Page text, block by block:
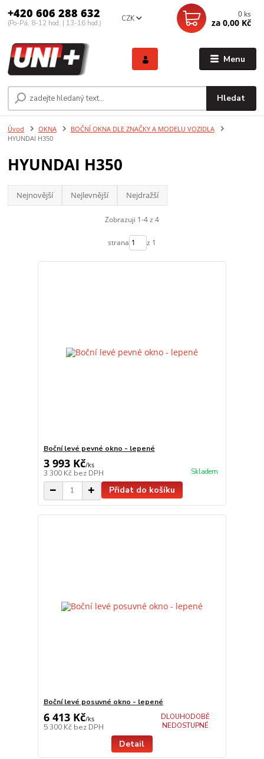
Menu
CZK
Hledat
+420 606 288 632
(Po-Pá, 8-12 hod. | 13-16 hod.)
0 ks
za 0,00 Kč
Úvod OKNA
BOČNÍ OKNA DLE ZNAČKY A MODELU VOZIDLA
HYUNDAI H350
HYUNDAI H350
Nejnovější Nejlevnější Nejdražší
Zobrazuji 1-4 z 4
strana z 1
Boční levé pevné okno - lepené
3 993 Kč/ks
3 300 Kč bez DPH Skladem
Přidat do košíku
Boční levé posuvné okno - lepené
6 413 Kč/ks
5 300 Kč bez DPH
DLOUHODOBĚ
NEDOSTUPNÉ
Detail